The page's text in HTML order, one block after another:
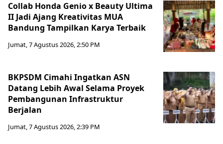
Collab Honda Genio x Beauty Ultima
II Jadi Ajang Kreativitas MUA
Bandung Tampilkan Karya Terbaik
Jumat, 7 Agustus 2026, 2:50 PM
BKPSDM Cimahi Ingatkan ASN
Datang Lebih Awal Selama Proyek
Pembangunan Infrastruktur
Berjalan
Jumat, 7 Agustus 2026, 2:39 PM